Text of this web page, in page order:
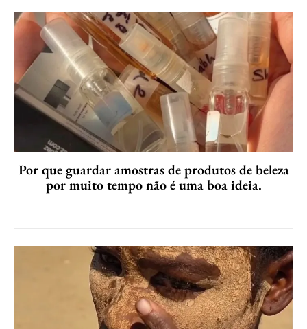
Por que guardar amostras de produtos de beleza
por muito tempo não é uma boa ideia.